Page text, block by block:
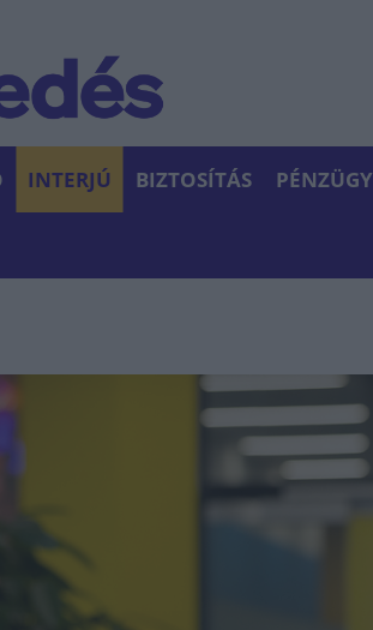
INTERJÚ BIZTOSÍTÁS PÉNZÜGY